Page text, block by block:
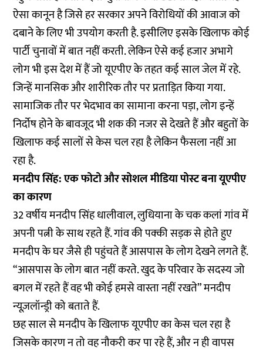
ऐसा कानून है जिसे हर सरकार अपने विरोधियों की आवाज को
दबाने के लिए भी उपयोग करती है. इसीलिए इसके खिलाफ कोई
पार्टी चुनावों में बात नहीं करती. लेकिन ऐसे कई हजार अभागे
लोग भी इस देश में हैं जो यूएपीए के तहत कई साल जेल में रहे.
जिन्हें मानसिक और शारीरिक तौर पर प्रताड़ित किया गया.
सामाजिक तौर पर भेदभाव का सामाना करना पड़ा, लोग इन्हें
निर्दोष होने के बावजूद भी शक की नजर से देखते हैं और बहुतों के
खिलाफ कई सालों से केस चल रहा है लेकिन फैसला नहीं आ
रहा है.
मनदीप सिंह: एक फोटो और सोशल मीडिया पोस्ट बना यूएपीए
का कारण
32 वर्षीय मनदीप सिंह धालीवाल, लुधियाना के चक कलां गांव में
अपनी पत्नी के साथ रहते हैं. गांव की पक्की सड़क से होते हुए
मनदीप के घर जैसे ही पहुंचते हैं आसपास के लोग देखने लगते हैं.
“आसपास के लोग बात नहीं करते. खुद के परिवार के सदस्य जो
बगल में रहते हैं वह भी कोई हमसे वास्ता नहीं रखते” मनदीप
न्यूज़लॉन्ड्री को बताते हैं.
छह साल से मनदीप के खिलाफ यूएपीए का केस चल रहा है
जिसके कारण न तो वह नौकरी कर पा रहे हैं, और न ही वापस